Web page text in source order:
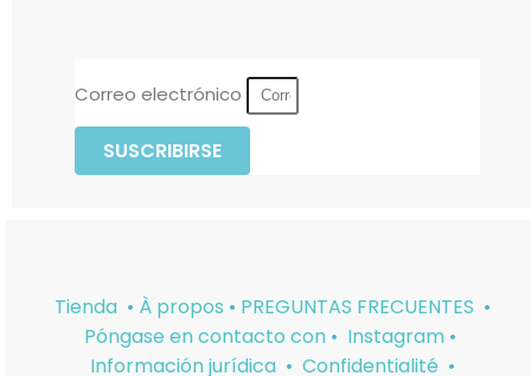
Correo electrónico
SUSCRIBIRSE
Tienda• À propos • PREGUNTAS FRECUENTES •
Póngase en contacto con• Instagram •
Información jurídica • Confidentialité •